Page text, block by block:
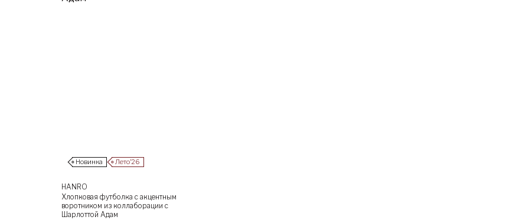
Новинка Лето’26
HANRO
Хлопковая футболка с акцентным
воротником из коллаборации с
Шарлоттой Адам